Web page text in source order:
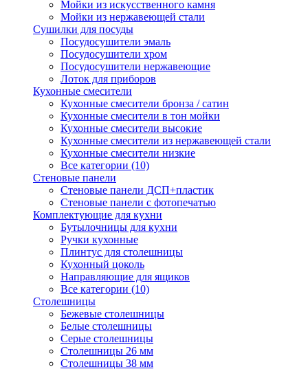
Мойки из искусственного камня
Мойки из нержавеющей стали
Сушилки для посуды
Посудосушители эмаль
Посудосушители хром
Посудосушители нержавеющие
Лоток для приборов
Кухонные смесители
Кухонные смесители бронза / сатин
Кухонные смесители в тон мойки
Кухонные смесители высокие
Кухонные смесители из нержавеющей стали
Кухонные смесители низкие
Все категории (10)
Стеновые панели
Стеновые панели ДСП+пластик
Стеновые панели с фотопечатью
Комплектующие для кухни
Бутылочницы для кухни
Ручки кухонные
Плинтус для столешницы
Кухонный цоколь
Направляющие для ящиков
Все категории (10)
Столешницы
Бежевые столешницы
Белые столешницы
Серые столешницы
Столешницы 26 мм
Столешницы 38 мм